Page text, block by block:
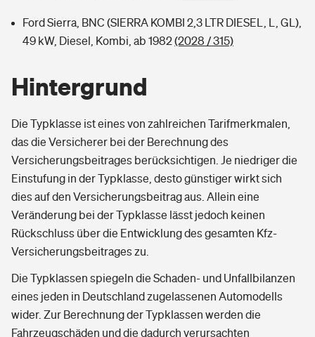
Ford Sierra, BNC (SIERRA KOMBI 2,3 LTR DIESEL, L, GL),
49 kW, Diesel, Kombi, ab 1982(2028 / 315)
Hintergrund
Die Typklasse ist eines von zahlreichen Tarifmerkmalen,
das die Versicherer bei der Berechnung des
Versicherungsbeitrages berücksichtigen. Je niedriger die
Einstufung in der Typklasse, desto günstiger wirkt sich
dies auf den Versicherungsbeitrag aus. Allein eine
Veränderung bei der Typklasse lässt jedoch keinen
Rückschluss über die Entwicklung des gesamten Kfz-
Versicherungsbeitrages zu.
Die Typklassen spiegeln die Schaden- und Unfallbilanzen
eines jeden in Deutschland zugelassenen Automodells
wider. Zur Berechnung der Typklassen werden die
Fahrzeugschäden und die dadurch verursachten